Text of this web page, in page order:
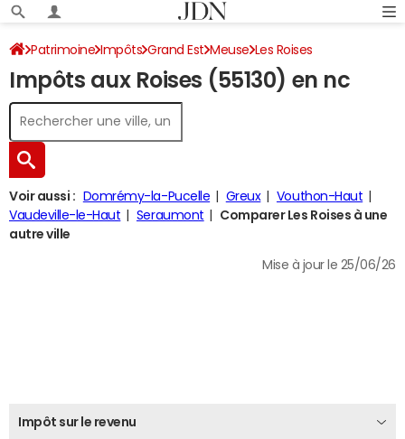
Patrimoine Impôts Grand Est Meuse Les Roises
Impôt sur le revenu
Impôts aux Roises (55130) en nc
Voir aussi : Domrémy-la-Pucelle Greux
Vouthon-Haut
Vaudeville-le-Haut
Seraumont
Comparer Les Roises à une
autre ville
Mise à jour le 25/06/26
Impôt sur le revenu